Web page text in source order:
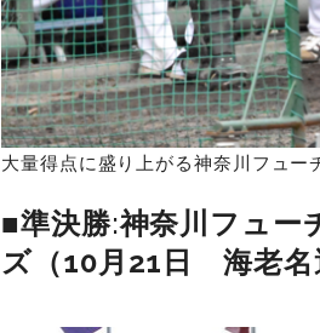
大量得点に盛り上がる神奈川フュー
■準決勝:神奈川フュー
ズ（10月21日 海老名